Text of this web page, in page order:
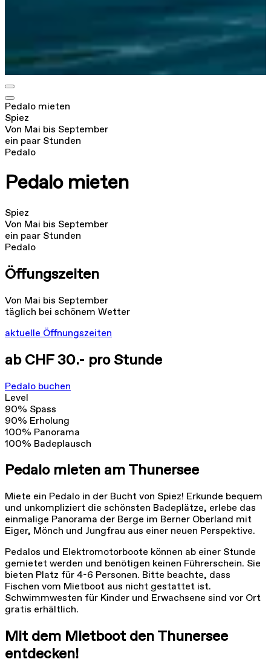
Pedalo mieten
Spiez
Von Mai bis September
ein paar Stunden
Pedalo
Pedalo mieten
Spiez
Von Mai bis September
ein paar Stunden
Pedalo
Öffungszeiten
Von Mai bis September
täglich bei schönem Wetter
aktuelle Öffnungszeiten
ab CHF 30.- pro Stunde
Pedalo buchen
Level
90% Spass
90% Erholung
100% Panorama
100% Badeplausch
Pedalo mieten am Thunersee
Miete ein Pedalo in der Bucht von Spiez! Erkunde bequem
und unkompliziert die schönsten Badeplätze, erlebe das
einmalige Panorama der Berge im Berner Oberland mit
Eiger, Mönch und Jungfrau aus einer neuen Perspektive.
Pedalos und Elektromotorboote können ab einer Stunde
gemietet werden und benötigen keinen Führerschein. Sie
bieten Platz für 4-6 Personen. Bitte beachte, dass
Fischen vom Mietboot aus nicht gestattet ist.
Schwimmwesten für Kinder und Erwachsene sind vor Ort
gratis erhältlich.
Mit dem Mietboot den Thunersee
entdecken!